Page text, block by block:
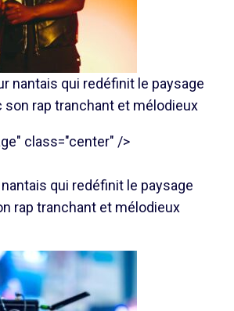
nantais qui redéfinit le paysage
son rap tranchant et mélodieux
class="center" />
qui redéfinit le paysage
rap tranchant et mélodieux